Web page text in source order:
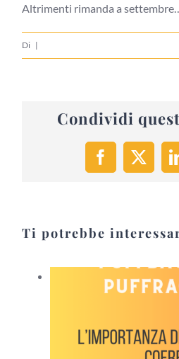
Altrimenti rimanda a settembre…
Di |
Condividi
Facebook
X
Ti potrebbe